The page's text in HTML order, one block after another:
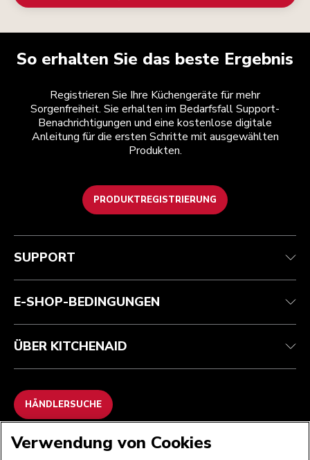
So erhalten Sie das beste Ergebnis
Registrieren Sie Ihre Küchengeräte für mehr
Sorgenfreiheit. Sie erhalten im Bedarfsfall Support-
Benachrichtigungen und eine kostenlose digitale
Anleitung für die ersten Schritte mit ausgewählten
Produkten.
PRODUKTREGISTRIERUNG
Health Check
Verfolgen Sie Ihre Bestellung
Garantie und Dokumente
Häufig gestellte fragen
Teilnahmebedingungen
Rückgaben und Erstattungen
Impressum
ODR
Die Marke
Händlersuche
SUPPORT
E-SHOP-BEDINGUNGEN
ÜBER KITCHENAID
HÄNDLERSUCHE
WIR AKZEPTIEREN
Verwendung von Cookies